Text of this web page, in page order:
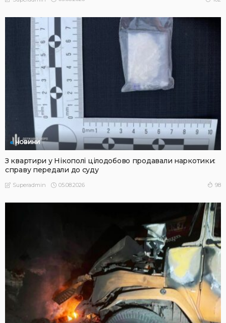
НОВИНИ
З квартири у Нікополі цілодобово продавали наркотики:
справу передали до суду
Superadmin 05.08.2026 98